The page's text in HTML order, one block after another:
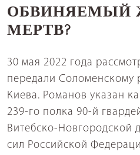
ОБВИНЯЕМЫЙ
МЕРТВ?
30 мая 2022 года
передали Соломенскому
Киева. Романов указан
239-го полка 90-й
Витебско-Новгородской
сил Российской